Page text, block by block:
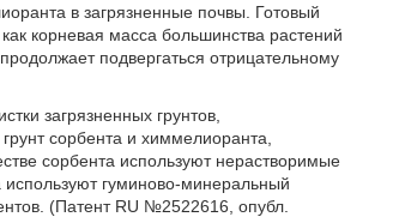
в загрязненные почвы. Готовый
корневая масса большинства растений
подвергаться отрицательному
загрязненных грунтов,
сорбента и химмелиоранта,
сорбента используют нерастворимые
гуминово-минеральный
(Патент RU №2522616, опубл.